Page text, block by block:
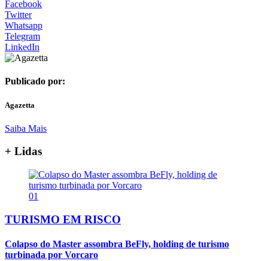
Facebook
Twitter
Whatsapp
Telegram
LinkedIn
Publicado por:
Agazetta
Saiba Mais
+ Lidas
01
TURISMO EM RISCO
Colapso do Master assombra BeFly, holding de turismo
turbinada por Vorcaro